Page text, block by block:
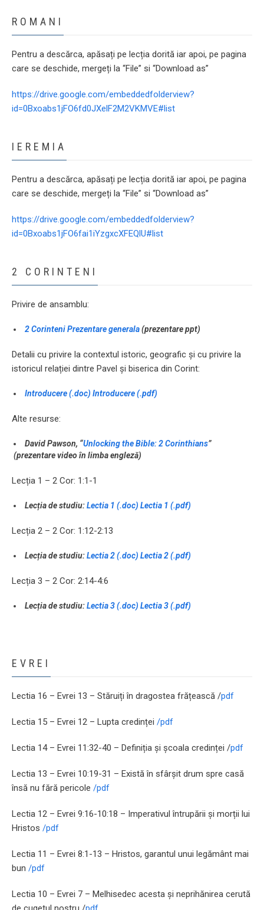
ROMANI
Pentru a descărca, apăsați pe lecția dorită iar apoi, pe pagina
care se deschide, mergeți la “File” si “Download as”
https://drive.google.com/embeddedfolderview?
id=0Bxoabs1jFO6fd0JXelF2M2VKMVE#list
IEREMIA
Pentru a descărca, apăsați pe lecția dorită iar apoi, pe pagina
care se deschide, mergeți la “File” si “Download as”
https://drive.google.com/embeddedfolderview?
id=0Bxoabs1jFO6fai1iYzgxcXFEQlU#list
2 CORINTENI
Privire de ansamblu:
2 Corinteni Prezentare generala(prezentare ppt)
Detalii cu privire la contextul istoric, geografic și cu privire la
istoricul relației dintre Pavel și biserica din Corint:
Introducere (.doc) Introducere (.pdf)
Alte resurse:
David Pawson, “Unlocking the Bible: 2 Corinthians”
(prezentare video în limba engleză)
Lecția 1 – 2 Cor: 1:1-1
Lecția de studiu:Lectia 1 (.doc) Lectia 1 (.pdf)
Lecția 2 – 2 Cor: 1:12-2:13
Lecția de studiu:Lectia 2 (.doc) Lectia 2 (.pdf)
Lecția 3 – 2 Cor: 2:14-4:6
Lecția de studiu:Lectia 3 (.doc) Lectia 3 (.pdf)
EVREI
Lectia 16 – Evrei 13 – Stăruiți în dragostea frățească /pdf
Lectia 15 – Evrei 12 – Lupta credinței /pdf
Lectia 14 – Evrei 11:32-40 – Definiția și școala credinței /pdf
Lectia 13 – Evrei 10:19-31 – Există în sfârșit drum spre casă
însă nu fără pericole /pdf
Lectia 12 – Evrei 9:16-10:18 – Imperativul întrupării și morții lui
Hristos /pdf
Lectia 11 – Evrei 8:1-13 – Hristos, garantul unui legământ mai
bun /pdf
Lectia 10 – Evrei 7 – Melhisedec acesta și neprihănirea cerută